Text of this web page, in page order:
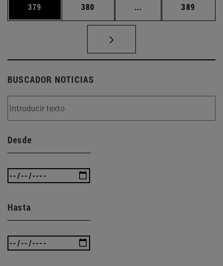
Página
379 Página
380 ... Páginas intermedias
Página
389
BUSCADOR NOTICIAS
Desde
Hasta